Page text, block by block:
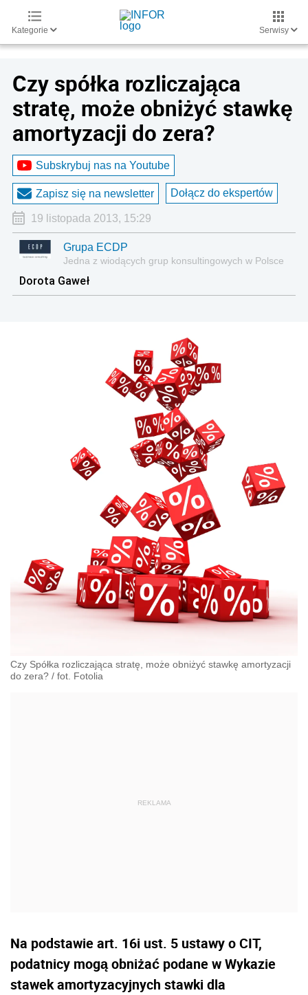
Kategorie Serwisy
Czy spółka rozliczająca
stratę, może obniżyć stawkę
amortyzacji do zera?
Subskrybuj nas na Youtube
Zapisz się na newsletter Dołącz do ekspertów
19 listopada 2013, 15:29
Grupa ECDP
Jedna z wiodących grup konsultingowych w Polsce
Dorota Gaweł
Czy Spółka rozliczająca stratę, może obniżyć stawkę amortyzacji
do zera? / fot. Fotolia
Na podstawie art. 16i ust. 5 ustawy o CIT,
podatnicy mogą obniżać podane w Wykazie
stawek amortyzacyjnych stawki dla